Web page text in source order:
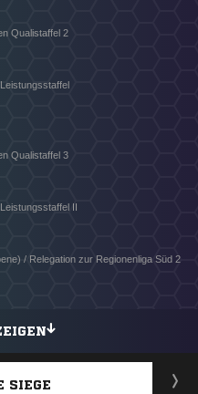
Qualistaffel 2
Qualistaffel 3
II
/ Relegation zur Regionenliga Süd 2
SIEGE